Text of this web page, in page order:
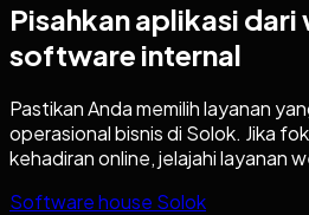
Pisahkan aplikasi
software internal
Pastikan Anda memilih layanan
operasional bisnis di Solok. Jika
kehadiran online, jelajahi layanan
Software house Solok